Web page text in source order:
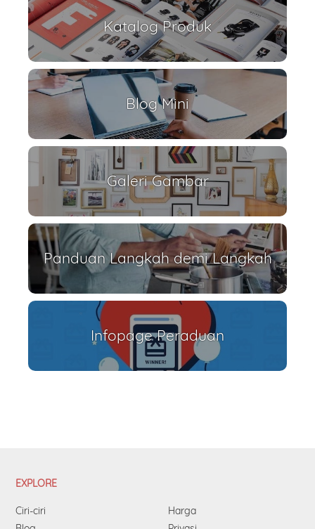
Katalog Produk
Blog Mini
Galeri Gambar
Panduan Langkah demi Langkah
Infopage Peraduan
EXPLORE
Ciri-ciri
Harga